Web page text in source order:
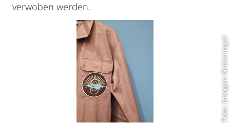
verwoben werden.
Foto: Imogen Grönninger